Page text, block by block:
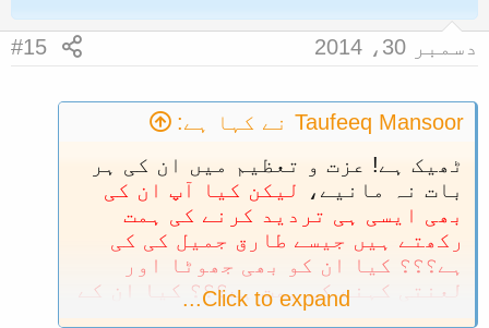
دسمبر 30، 2014 #15
Taufeeq Mansoor نے کہا ہے:
ٹھیک ہے! عزت و تعظیم میں ان کی ہر
بات نہ مانیے،
لیکن کیا آپ ان کی
بھی ایسی ہی تردید کرنے کی ہمت
رکھتے ہیں جیسے طارق جمیل کی کی
ہے؟؟؟ کیا ان کو بھی جھوٹا اور
لعنتی کہنے کی ہمت ہے؟؟؟ کیا ان کے
اوپر بھی ویڈیو بنا کر شائع کرنے
Click to expand...